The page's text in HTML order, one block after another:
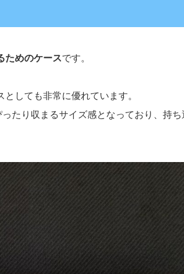
ためのケースです。
しても非常に優れています。
たり収まるサイズ感となっており、持ち